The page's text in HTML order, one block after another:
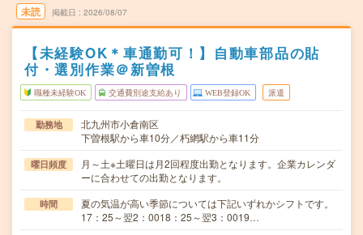
未読 掲載日 2026/08/07
【未経験OK＊車通勤可！】自動車部品の貼
付・選別作業＠新曽根
職種未経験OK 交通費別途支給あり WEB登録OK 派遣
勤務地
北九州市小倉南区
下曽根駅から車10分／朽網駅から車11分
曜日頻度
月～土※土曜日は月2回程度出勤となります。企業カレンダ
ーに合わせての出勤となります。
時間
夏の気温が高い季節については下記いずれかシフトです。
17：25～翌2：0018：25～翌3：0019…